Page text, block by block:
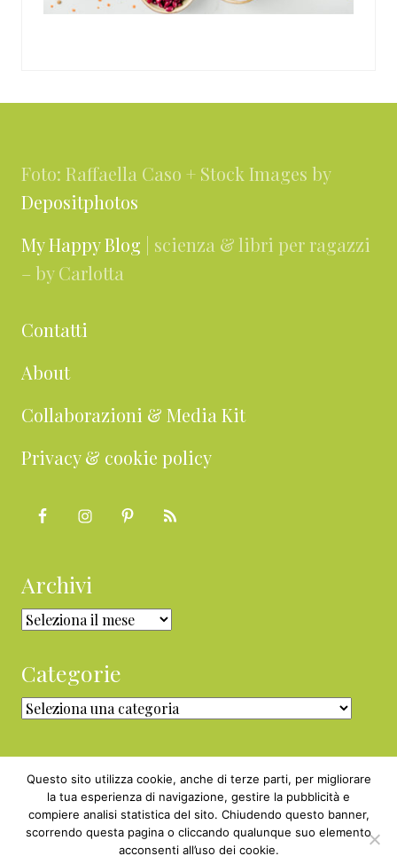
Foto: Raffaella Caso + Stock Images by
Depositphotos
My Happy Blog | scienza & libri per ragazzi
– by Carlotta
Contatti
About
Collaborazioni & Media Kit
Privacy & cookie policy
Archivi
Archivi
Categorie
Categorie
Copyright © 2010 - 2026 BabyGreen™ ·
P.IVA 05829800969 · Webmaster
Questo sito utilizza cookie, anche di terze parti, per migliorare
la tua esperienza di navigazione, gestire la pubblicità e
compiere analisi statistica del sito. Chiudendo questo banner,
scorrendo questa pagina o cliccando qualunque suo elemento
acconsenti all’uso dei cookie.